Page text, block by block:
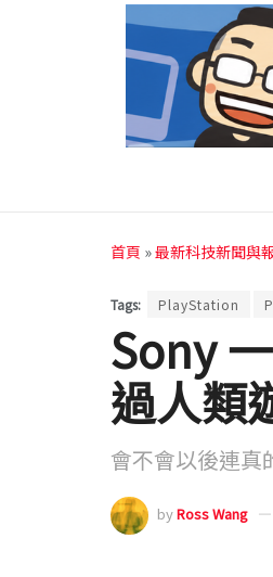
首頁 »最新科技新聞與
Tags: PlayStation
Sony
過人類
會不會以後連真
byRoss Wang